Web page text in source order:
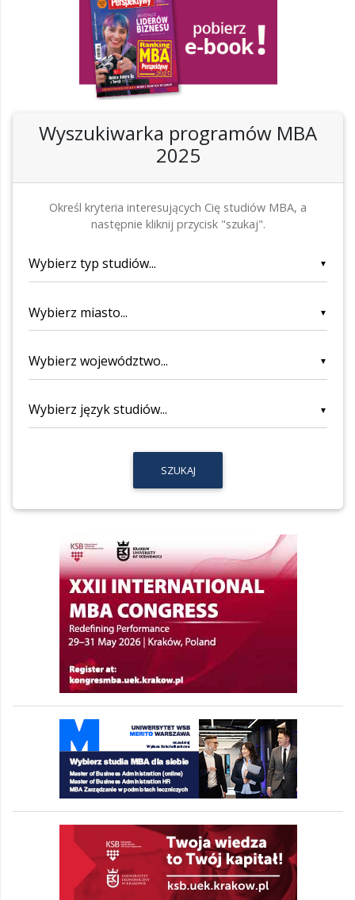
Wyszukiwarka programów MBA
2025
Określ kryteria interesujących Cię studiów MBA, a
następnie kliknij przycisk "szukaj".
▼
▼
▼
▼
SZUKAJ